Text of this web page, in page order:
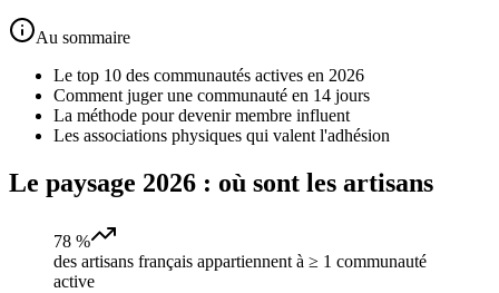
Au sommaire
Le top 10 des communautés actives en 2026
Comment juger une communauté en 14 jours
La méthode pour devenir membre influent
Les associations physiques qui valent l'adhésion
Le paysage 2026 : où sont les artisans
78 %
des artisans français appartiennent à ≥ 1 communauté
active